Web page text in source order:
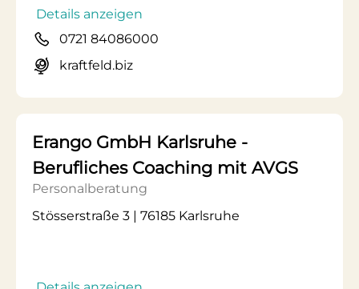
Details anzeigen
0721 84086000
kraftfeld.biz
Erango GmbH Karlsruhe -
Berufliches Coaching mit AVGS
Personalberatung
Stösserstraße 3 | 76185 Karlsruhe